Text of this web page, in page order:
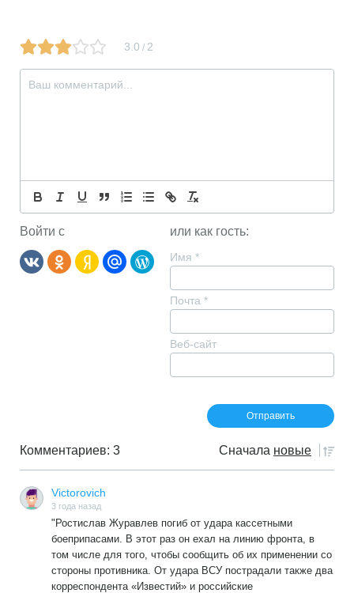
3.0 / 2
Войти с или как гость:
Имя *
Почта *
Веб-сайт
Комментариев: 3 Сначала новые
Victorovich
3 года назад
"Ростислав Журавлев погиб от удара кассетными
боеприпасами. В этот раз он ехал на линию фронта, в
том числе для того, чтобы сообщить об их применении со
стороны противника. От удара ВСУ пострадали также два
корреспондента «Известий» и российские